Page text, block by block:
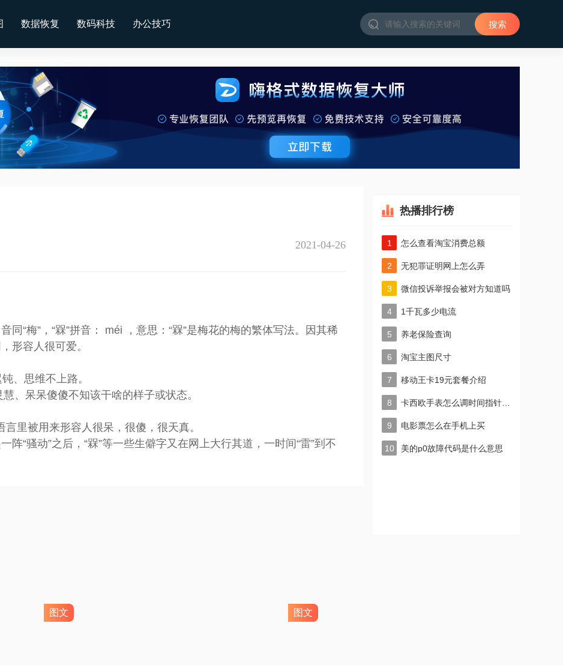
数据恢复 数码科技 办公技巧
2021-04-26
同“梅”，“槑”拼音： méi ，意思：“槑”是梅花的梅的繁体写法。因其稀
形容人很可爱。
、思维不上路。
、呆呆傻傻不知该干啥的样子或状态。
言里被用来形容人很呆，很傻，很天真。
阵“骚动”之后，“槑”等一些生僻字又在网上大行其道，一时间“雷”到不
热播排行榜
怎么查看淘宝消费总额
无犯罪证明网上怎么弄
微信投诉举报会被对方知道吗
1千瓦多少电流
养老保险查询
淘宝主图尺寸
移动王卡19元套餐介绍
电影票怎么在手机上买
美的p0故障代码是什么意思
图文 图文